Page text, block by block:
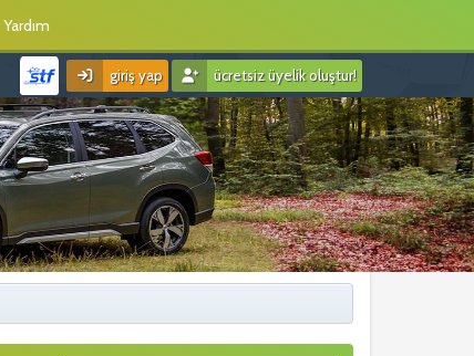
Yardım
giriş yap ücretsiz üyelik oluştur!